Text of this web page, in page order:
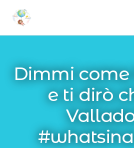
Dimmi
e ti dirò